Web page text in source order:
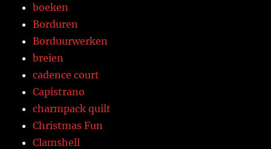
boeken
Borduren
Borduurwerken
breien
cadence court
Capistrano
charmpack quilt
Christmas Fun
Clamshell